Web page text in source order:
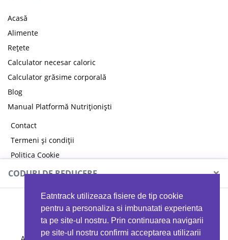
Eatntrack utilizeaza fisiere de tip cookie
pentru a personaliza si imbunatati experienta
ta pe site-ul nostru. Prin continuarea navigarii
pe site-ul nostru confirmi acceptarea utilizarii
Acasă
Alimente
Rețete
Calculator necesar caloric
Calculator grăsime corporală
Blog
Manual Platformă Nutriționiști
Contact
Termeni și condiții
Politica Cookie
Politica de confidențialitate
CODURI DE REDUCERE ×
MYPROTEIN